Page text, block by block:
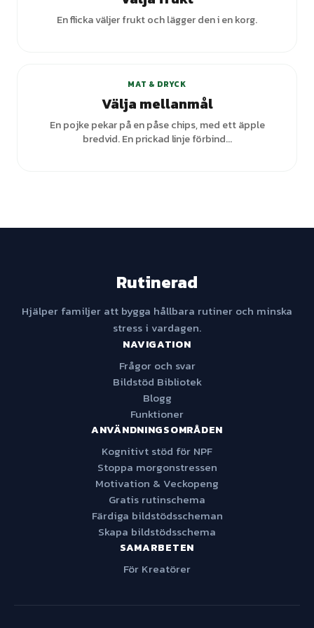
En flicka väljer frukt och lägger den i en korg.
MAT & DRYCK
Välja mellanmål
En pojke pekar på en påse chips, med ett äpple
bredvid. En prickad linje förbind...
Rutinerad
Hjälper familjer att bygga hållbara rutiner och minska
stress i vardagen.
NAVIGATION
Frågor och svar
Bildstöd Bibliotek
Blogg
Funktioner
ANVÄNDNINGSOMRÅDEN
Kognitivt stöd för NPF
Stoppa morgonstressen
Motivation & Veckopeng
Gratis rutinschema
Färdiga bildstödsscheman
Skapa bildstödsschema
SAMARBETEN
För Kreatörer